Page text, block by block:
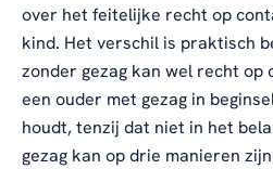
over het feitelijke recht op
kind. Het verschil is praktisch
zonder gezag kan wel recht op
een ouder met gezag in
houdt, tenzij dat niet in het
gezag kan op drie manieren